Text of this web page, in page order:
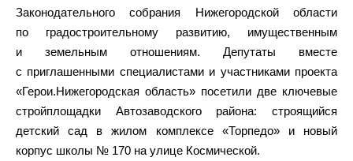
Законодательного собрания Нижегородской области
по градостроительному развитию, имущественным
и земельным отношениям. Депутаты вместе
с приглашенными специалистами и участниками проекта
«Герои.Нижегородская область» посетили две ключевые
стройплощадки Автозаводского района: строящийся
детский сад в жилом комплексе «Торпедо» и новый
корпус школы № 170 на улице Космической.